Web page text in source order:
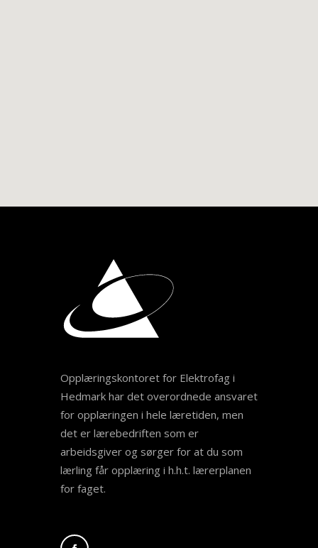
Opplæringskontoret for Elektrofag i
Hedmark har det overordnede ansvaret
for opplæringen i hele læretiden, men
det er lærebedriften som er
arbeidsgiver og sørger for at du som
lærling får opplæring i h.h.t. lærerplanen
for faget.